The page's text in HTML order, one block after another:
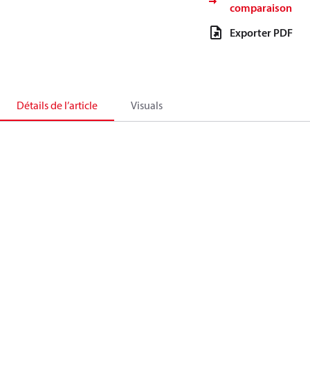
comparaison
Exporter PDF
Détails de l’article Visuals